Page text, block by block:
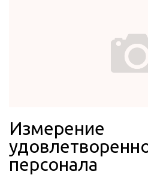
Измерение
персонала